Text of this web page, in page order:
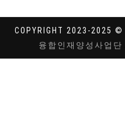
COPYRIGHT 2023-2025 ©
융합인재양성사업단